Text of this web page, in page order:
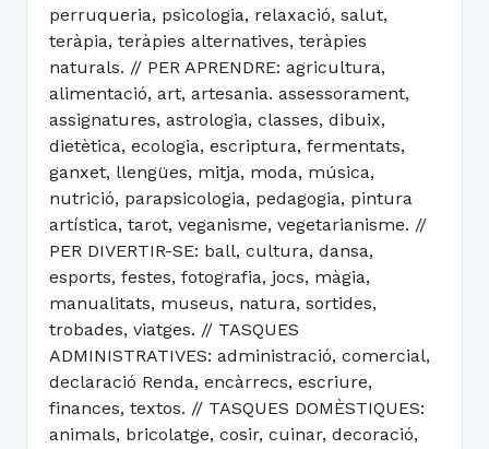
perruqueria, psicologia, relaxació, salut,
teràpia, teràpies alternatives, teràpies
naturals. // PER APRENDRE: agricultura,
alimentació, art, artesania. assessorament,
assignatures, astrologia, classes, dibuix,
dietètica, ecologia, escriptura, fermentats,
ganxet, llengües, mitja, moda, música,
nutrició, parapsicologia, pedagogia, pintura
artística, tarot, veganisme, vegetarianisme. //
PER DIVERTIR-SE: ball, cultura, dansa,
esports, festes, fotografia, jocs, màgia,
manualitats, museus, natura, sortides,
trobades, viatges. // TASQUES
ADMINISTRATIVES: administració, comercial,
declaració Renda, encàrrecs, escriure,
finances, textos. // TASQUES DOMÈSTIQUES:
animals, bricolatge, cosir, cuinar, decoració,